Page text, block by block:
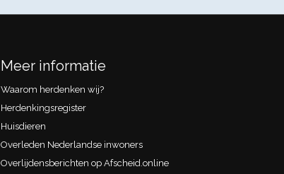
Meer informatie
Waarom herdenken wij?
Herdenkingsregister
Huisdieren
Overleden Nederlandse inwoners
Overlijdensberichten op Afscheid.online